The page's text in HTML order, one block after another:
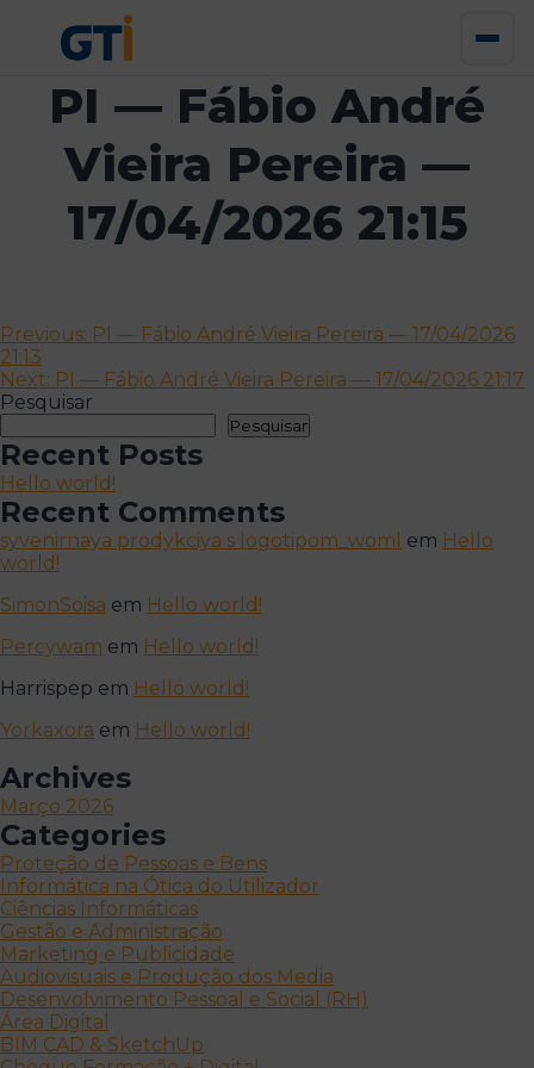
PI — Fábio André
Vieira Pereira —
17/04/2026 21:15
Navegação
de
artigos
Previous: PI — Fábio André Vieira Pereira — 17/04/2026
21:13
Next: PI — Fábio André Vieira Pereira — 17/04/2026 21:17
Pesquisar
Pesquisar
Recent Posts
Hello world!
Recent Comments
syvenirnaya prodykciya s logotipom_woml em Hello
world!
SimonSoisa em Hello world!
Percywam em Hello world!
Harrispep em Hello world!
Yorkaxora em Hello world!
Archives
Março 2026
Categories
Proteção de Pessoas e Bens
Informática na Ótica do Utilizador
Ciências Informáticas
Gestão e Administração
Marketing e Publicidade
Audiovisuais e Produção dos Media
Desenvolvimento Pessoal e Social (RH)
Área Digital
BIM CAD & SketchUp